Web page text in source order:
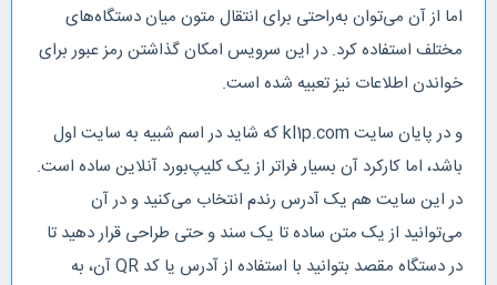
اما از آن می‌توان به‌راحتی برای انتقال متون میان دستگاه‌های
مختلف استفاده کرد. در این سرویس امکان گذاشتن رمز عبور برای
خواندن اطلاعات نیز تعبیه شده است.
و در پایان سایت kl1p.com که شاید در اسم شبیه به سایت اول
باشد، اما کارکرد آن بسیار فراتر از یک کلیپ‌بورد آنلاین ساده است.
در این سایت هم یک آدرس رندم انتخاب می‌کنید و در آن
می‌توانید از یک متن ساده تا یک سند و حتی طراحی قرار دهید تا
در دستگاه مقصد بتوانید با استفاده از آدرس یا کد QR آن، به